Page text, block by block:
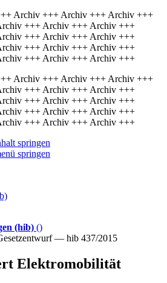
Archiv +++ Archiv +++ Archiv +++
+++ Archiv +++ Archiv +++
+++ Archiv +++ Archiv +++
+++ Archiv +++ Archiv +++
+++ Archiv +++ Archiv +++
Archiv +++ Archiv +++ Archiv +++
+++ Archiv +++ Archiv +++
+++ Archiv +++ Archiv +++
+++ Archiv +++ Archiv +++
+++ Archiv +++ Archiv +++
springen
springen
(hib) ()
— hib 437/2015
Elektromobilität